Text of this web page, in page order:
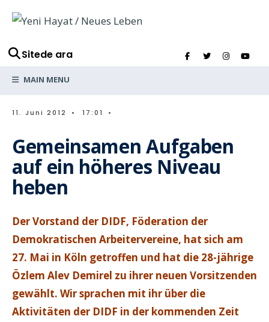
Sitede ara
MAIN MENU
11. Juni 2012 • 17:01 •
Gemeinsamen Aufgaben
auf ein höheres Niveau
heben
Der Vorstand der DIDF, Föderation der
Demokratischen Arbeitervereine, hat sich am
27. Mai in Köln getroffen und hat die 28-jährige
Özlem Alev Demirel zu ihrer neuen Vorsitzenden
gewählt. Wir sprachen mit ihr über die
Aktivitäten der DIDF in der kommenden Zeit